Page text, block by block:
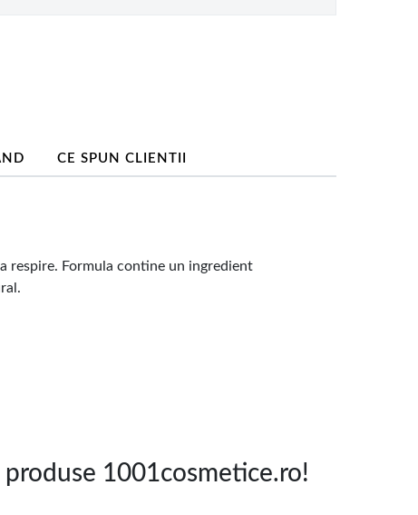
CE SPUN CLIENTII
respire. Formula contine un ingredient
1001cosmetice.ro!